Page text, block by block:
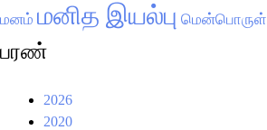
மனம் மனித இயல்பு மென்பொருள்
பரண்
2026
2020